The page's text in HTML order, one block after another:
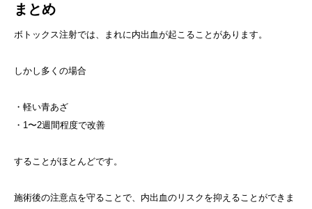
まとめ
ボトックス注射では、まれに内出血が起こることがあります。
しかし多くの場合
・軽い青あざ
・1〜2週間程度で改善
することがほとんどです。
施術後の注意点を守ることで、内出血のリスクを抑えることができま